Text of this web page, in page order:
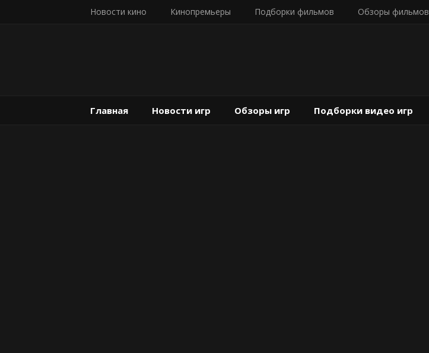
Новости кино Кинопремьеры Подборки фильмов Обзоры фильмов
Главная Новости игр Обзоры игр Подборки видео игр